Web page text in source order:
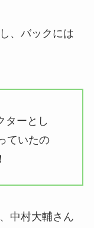
、バックには
ターとし
ていたの
中村大輔さん